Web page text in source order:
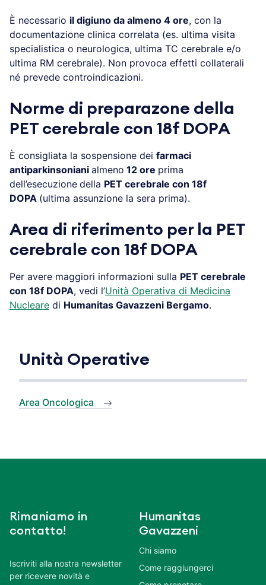
È necessario il digiuno da almeno 4 ore, con la
documentazione clinica correlata (es. ultima visita
specialistica o neurologica, ultima TC cerebrale e/o
ultima RM cerebrale). Non provoca effetti collaterali
né prevede controindicazioni.
Norme di preparazone della
PET cerebrale con 18f DOPA
È consigliata la sospensione dei farmaci
antiparkinsoniani almeno 12 ore prima
dell’esecuzione della PET cerebrale con 18f
DOPA (ultima assunzione la sera prima).
Area di riferimento per la PET
cerebrale con 18f DOPA
Per avere maggiori informazioni sulla PET cerebrale
con 18f DOPA, vedi l’Unità Operativa di Medicina
Nucleare di Humanitas Gavazzeni Bergamo.
Unità Operative
Area Oncologica
Rimaniamo in
contatto!
Iscriviti alla nostra newsletter
per ricevere novità e
Humanitas
Gavazzeni
Chi siamo
Come raggiungerci